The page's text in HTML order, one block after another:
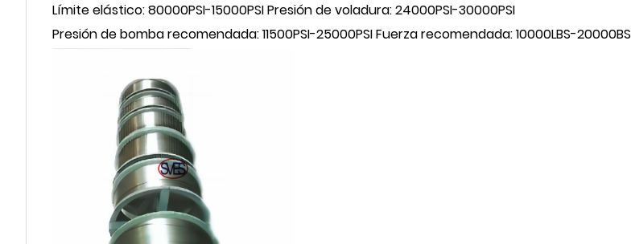
Límite elástico: 80000PSI-15000PSI Presión de voladura: 24000PSI-30000PSI
Presión de bomba recomendada: 11500PSI-25000PSI Fuerza recomendada: 10000LBS-20000BS